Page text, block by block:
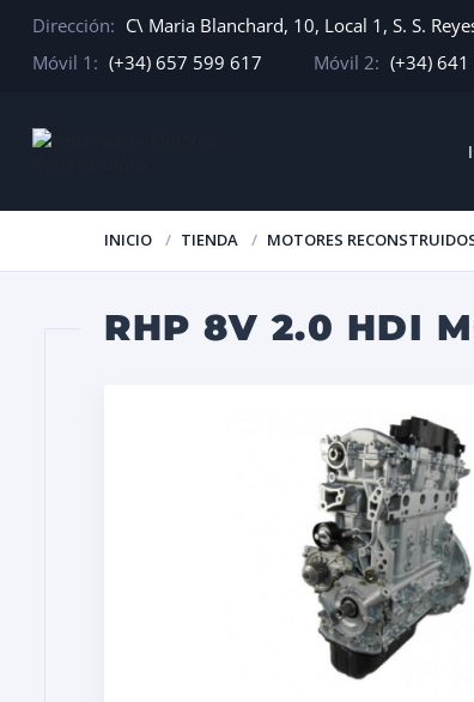
Dirección: C\ Maria Blanchard, 10, Local 1, S. S.
Móvil 1: (+34) 657 599 617 Móvil 2: (+34)
INICIO TIENDA MOTORES
RHP 8V 2.0 HDI